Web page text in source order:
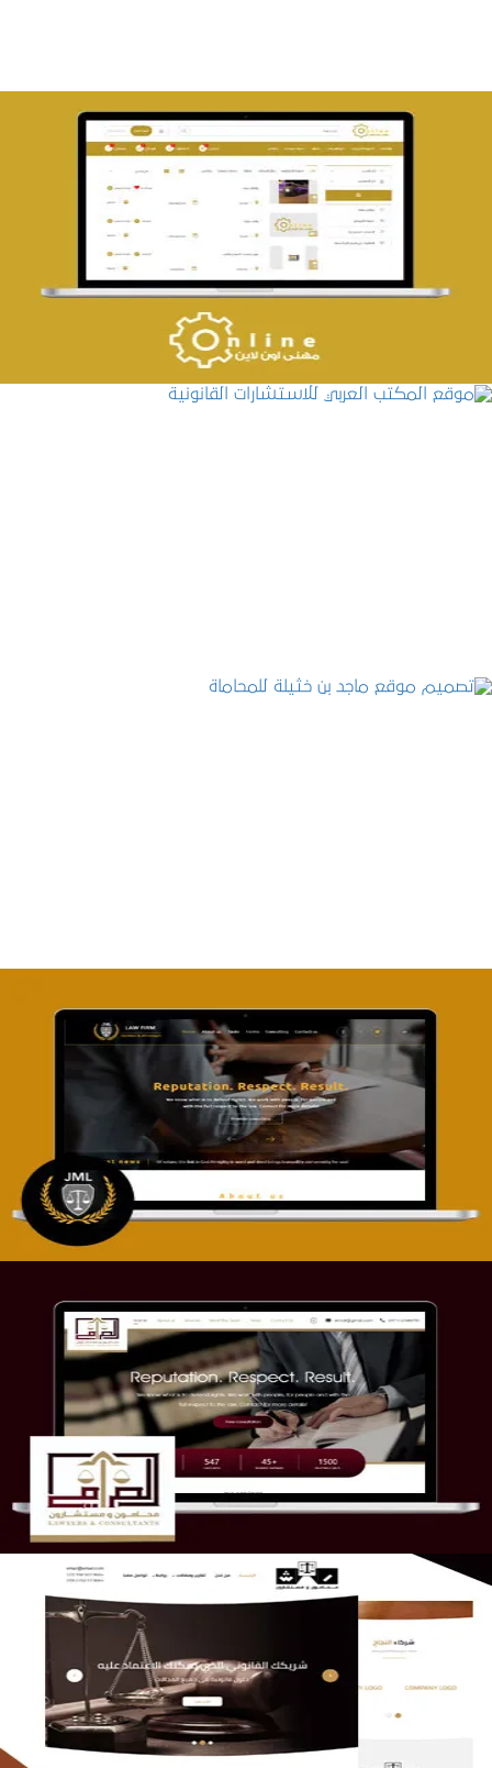
تصميم حراج مهنى
التفاصيل
تصميم موقع آل جبار والمزارقة للمحاماة
التفاصيل
موقع الصرامي للمحاماة
التفاصيل
الريس والشعلان للمحاماة
التفاصيل